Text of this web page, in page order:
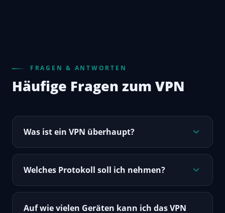
FRAGEN & ANTWORTEN
Häufige Fragen zum VPN
Was ist ein VPN überhaupt?
Welches Protokoll soll ich nehmen?
Auf wie vielen Geräten kann ich das VPN